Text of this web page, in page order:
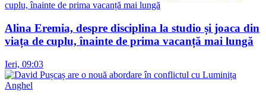
Alina Eremia, despre disciplina la studio și joaca din
viața de cuplu, înainte de prima vacanță mai lungă
Ieri, 09:03